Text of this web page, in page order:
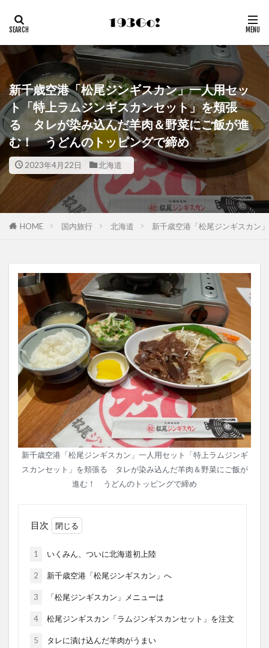
新千歳空港「松尾ジンギスカン」一人用セッ
ト「特上ラムジンギスカンセット」を頬張
る タレが染み込んだ羊肉＆野菜にご飯が進
む！ うどんのトッピングで締め
2023年4月22日 北海道
HOME 国内旅行 北海道 新千歳空港「松尾ジンギスカン
新千歳空港「松尾ジンギスカン」一人用セット「特上ラムジンギ
スカンセット」を頬張る タレが染み込んだ羊肉＆野菜にご飯が
進む！ うどんのトッピングで締め
目次
1 いくみん、ついに北海道初上陸
2 新千歳空港「松尾ジンギスカン」へ
3 「松尾ジンギスカン」メニューは
4 松尾ジンギスカン「ラムジンギスカンセット」を注文
5 タレに漬け込んだ羊肉がうまい